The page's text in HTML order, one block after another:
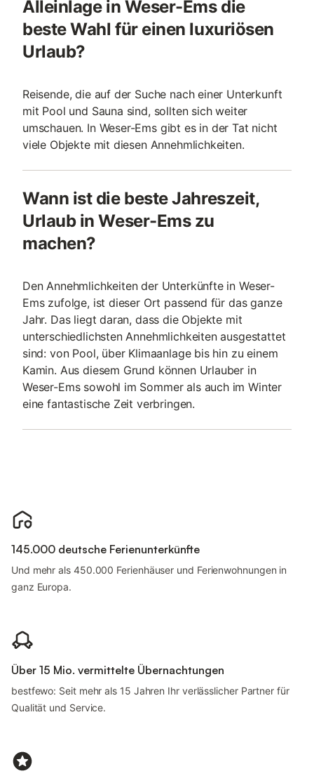
Alleinlage in Weser-Ems die
beste Wahl für einen luxuriösen
Urlaub?
Reisende, die auf der Suche nach einer Unterkunft
mit Pool und Sauna sind, sollten sich weiter
umschauen. In Weser-Ems gibt es in der Tat nicht
viele Objekte mit diesen Annehmlichkeiten.
Wann ist die beste Jahreszeit,
Urlaub in Weser-Ems zu
machen?
Den Annehmlichkeiten der Unterkünfte in Weser-
Ems zufolge, ist dieser Ort passend für das ganze
Jahr. Das liegt daran, dass die Objekte mit
unterschiedlichsten Annehmlichkeiten ausgestattet
sind: von Pool, über Klimaanlage bis hin zu einem
Kamin. Aus diesem Grund können Urlauber in
Weser-Ems sowohl im Sommer als auch im Winter
eine fantastische Zeit verbringen.
145.000 deutsche Ferienunterkünfte
Und mehr als 450.000 Ferienhäuser und Ferienwohnungen in
ganz Europa.
Über 15 Mio. vermittelte Übernachtungen
bestfewo: Seit mehr als 15 Jahren Ihr verlässlicher Partner für
Qualität und Service.